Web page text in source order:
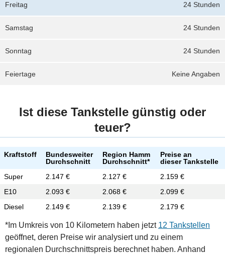
24 Stunden
Freitag
24 Stunden
Samstag
24 Stunden
Sonntag
Keine Angaben
Feiertage
Ist diese Tankstelle günstig oder
teuer?
Kraftstoff
Bundesweiter
Durchschnitt
Region Hamm
Durchschnitt*
Preise an
dieser Tankstelle
Super
2.147 € 2.127 €
2.159 €
E10
2.093 € 2.068 €
2.099 €
Diesel
2.149 € 2.139 € 2.179 €
*Im Umkreis von 10 Kilometern haben jetzt 12 Tankstellen
geöffnet, deren Preise wir analysiert und zu einem
regionalen Durchschnittspreis berechnet haben. Anhand